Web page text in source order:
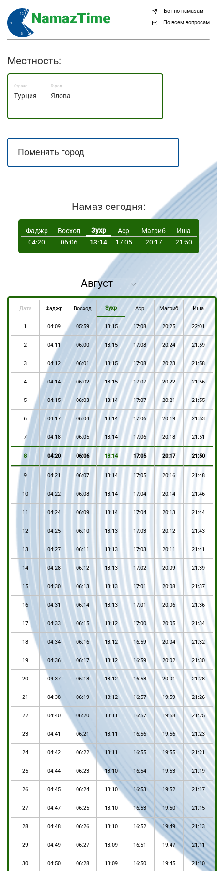
Бот по намазам
По всем вопросам
Местность:
Страна
Турция
Город
Ялова
Намаз сегодня:
Фаджр Восход Зухр Аср Магриб
Иша
04:20
06:06 13:14 17:05 20:17 21:50
Дата Фаджр Восход Зухр Аср Магриб Иша
1 04:09 05:59 13:15 17:08 20:25 22:01
2 04:11 06:00 13:15 17:08 20:24 21:59
3 04:12 06:01 13:15 17:08 20:23 21:58
4 04:14 06:02 13:15 17:07 20:22 21:56
5 04:15 06:03 13:14 17:07 20:21 21:55
6 04:17 06:04 13:14 17:06 20:19 21:53
7 04:18 06:05 13:14 17:06 20:18 21:51
8 04:20 06:06 13:14 17:05 20:17 21:50
9 04:21 06:07 13:14 17:05 20:16 21:48
10 04:22 06:08 13:14 17:04 20:14 21:46
11 04:24 06:09 13:14 17:04 20:13 21:44
12 04:25 06:10 13:13 17:03 20:12 21:43
13 04:27 06:11 13:13 17:03 20:11 21:41
14 04:28 06:12 13:13 17:02 20:09 21:39
15 04:30 06:13 13:13 17:01 20:08 21:37
16 04:31 06:14 13:13 17:01 20:06 21:36
17 04:33 06:15 13:12 17:00 20:05 21:34
18 04:34 06:16 13:12 16:59 20:04 21:32
19 04:36 06:17 13:12 16:59 20:02 21:30
20 04:37 06:18 13:12 16:58 20:01 21:28
21 04:38 06:19 13:12 16:57 19:59 21:26
22 04:40 06:20 13:11 16:57 19:58 21:25
23 04:41 06:21 13:11 16:56 19:56 21:23
24 04:42 06:22 13:11 16:55 19:55 21:21
25 04:44 06:23 13:10 16:54 19:53 21:19
26 04:45 06:24 13:10 16:53 19:52 21:17
27 04:47 06:25 13:10 16:53 19:50 21:15
28 04:48 06:26 13:10 16:52 19:49 21:13
29 04:49 06:27 13:09 16:51 19:47 21:11
30 04:50 06:28 13:09 16:50 19:45 21:10